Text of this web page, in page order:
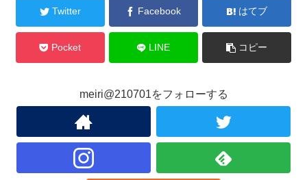
Twitter Facebook はてブ
Pocket LINE コピー
meiri@210701をフォローする